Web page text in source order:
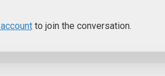
to join the conversation.